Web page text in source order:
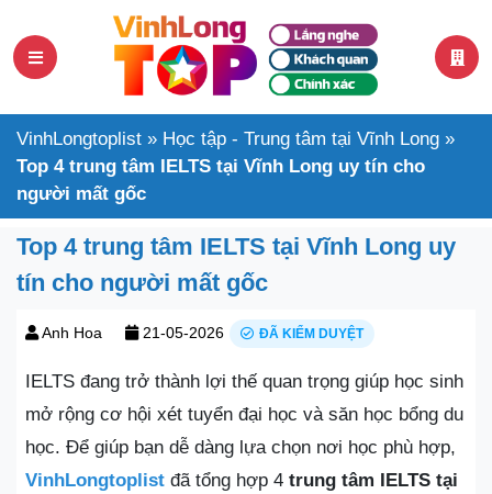
VinhLongtoplist » Học tập - Trung tâm tại Vĩnh Long »
Top 4 trung tâm IELTS tại Vĩnh Long uy tín cho
người mất gốc
Top 4 trung tâm IELTS tại Vĩnh Long uy
tín cho người mất gốc
Anh Hoa 21-05-2026 ĐÃ KIỂM DUYỆT
IELTS đang trở thành lợi thế quan trọng giúp học sinh
mở rộng cơ hội xét tuyển đại học và săn học bổng du
học. Để giúp bạn dễ dàng lựa chọn nơi học phù hợp,
VinhLongtoplist đã tổng hợp 4 trung tâm IELTS tại